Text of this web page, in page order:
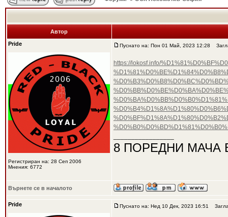
Автор
Pride
Регистриран на: 28 Сеп 2006
Мнения: 6772
Пуснато на: Пон 01 Май, 2023 12:28
https://lokosf.info/
8 ПОРЕДНИ МАЧА
Върнете се в началото
Pride Пуснато на: Нед 10 Дек, 2023 16:51